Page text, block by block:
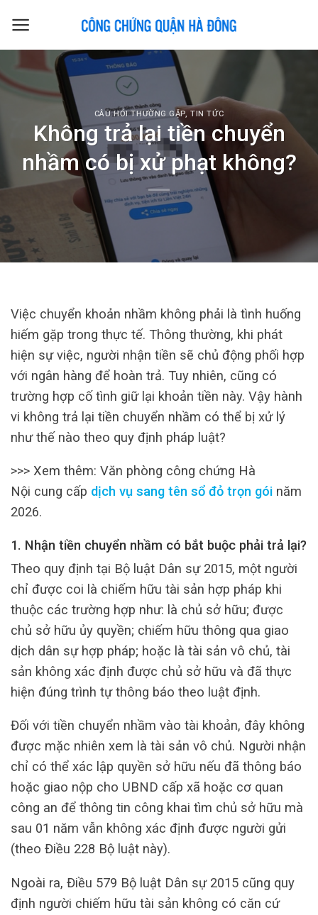
CÂU HỎI THƯỜNG GẶP,TIN TỨC
Không trả lại tiền chuyển
nhầm có bị xử phạt không?
Việc chuyển khoản nhầm không phải là tình huống
hiếm gặp trong thực tế. Thông thường, khi phát
hiện sự việc, người nhận tiền sẽ chủ động phối hợp
với ngân hàng để hoàn trả. Tuy nhiên, cũng có
trường hợp cố tình giữ lại khoản tiền này. Vậy hành
vi không trả lại tiền chuyển nhầm có thể bị xử lý
như thế nào theo quy định pháp luật?
>>> Xem thêm: Văn phòng công chứng Hà
Nội cung cấp dịch vụ sang tên sổ đỏ trọn gói năm
2026.
1. Nhận tiền chuyển nhầm có bắt buộc phải trả lại?
Theo quy định tại Bộ luật Dân sự 2015, một người
chỉ được coi là chiếm hữu tài sản hợp pháp khi
thuộc các trường hợp như: là chủ sở hữu; được
chủ sở hữu ủy quyền; chiếm hữu thông qua giao
dịch dân sự hợp pháp; hoặc là tài sản vô chủ, tài
sản không xác định được chủ sở hữu và đã thực
hiện đúng trình tự thông báo theo luật định.
Đối với tiền chuyển nhầm vào tài khoản, đây không
được mặc nhiên xem là tài sản vô chủ. Người nhận
chỉ có thể xác lập quyền sở hữu nếu đã thông báo
hoặc giao nộp cho UBND cấp xã hoặc cơ quan
công an để thông tin công khai tìm chủ sở hữu mà
sau 01 năm vẫn không xác định được người gửi
(theo Điều 228 Bộ luật này).
Ngoài ra, Điều 579 Bộ luật Dân sự 2015 cũng quy
định người chiếm hữu tài sản không có căn cứ